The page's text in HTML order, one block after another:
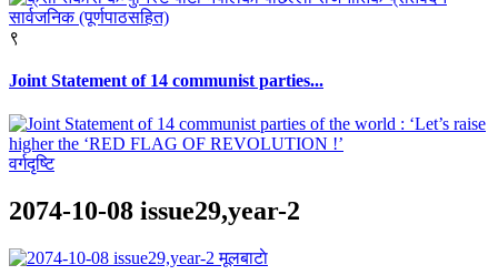
९
Joint Statement of 14 communist parties...
वर्गदृष्टि
2074-10-08 issue29,year-2
मूलबाटाे